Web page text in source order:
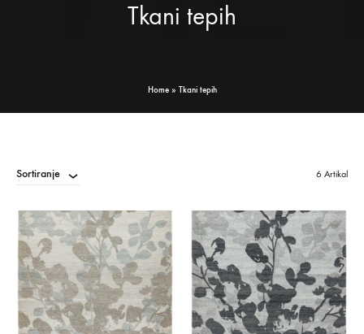
Tkani tepih
Home» Tkani tepih
Sortiranje 6 Artikal